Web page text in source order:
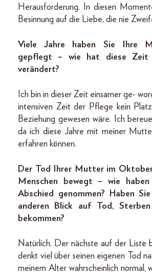
Herausforderung. In diesen
Besinnung auf die Liebe, die nie
Viele Jahre haben Sie Ihre
gepflegt – wie hat diese Zeit
verändert?
Ich bin in dieser Zeit einsamer ge-
intensiven Zeit der Pflege kein
Beziehung gewesen wäre. Ich
da ich diese Jahre mit meiner
erfahren können.
Der Tod Ihrer Mutter im
Menschen bewegt – wie
Abschied genommen? Haben
anderen Blick auf Tod,
bekommen?
Natürlich. Der nächste auf der Liste
denkt viel über seinen eigenen Tod
meinem Alter wahrscheinlich normal,